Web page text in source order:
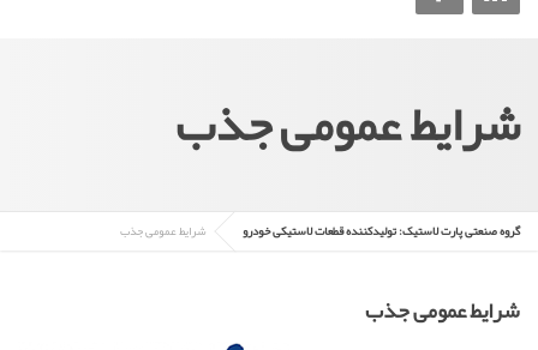
شرایط عمومی جذب
گروه صنعتی پارت لاستیک: تولیدکننده قطعات لاستیکی خودرو شرایط عمومی جذب
شرایط عمومی جذب